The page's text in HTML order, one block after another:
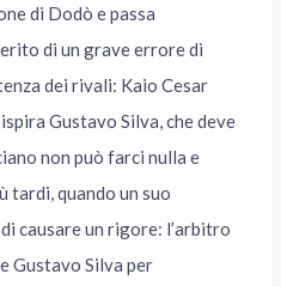
di Dodò e passa
di un grave errore di
dei rivali: Kaio Cesar
Gustavo Silva, che deve
non può farci nulla e
tardi, quando un suo
causare un rigore: l’arbitro
Gustavo Silva per